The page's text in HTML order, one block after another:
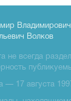
Волков
не всегда
— 17 августа